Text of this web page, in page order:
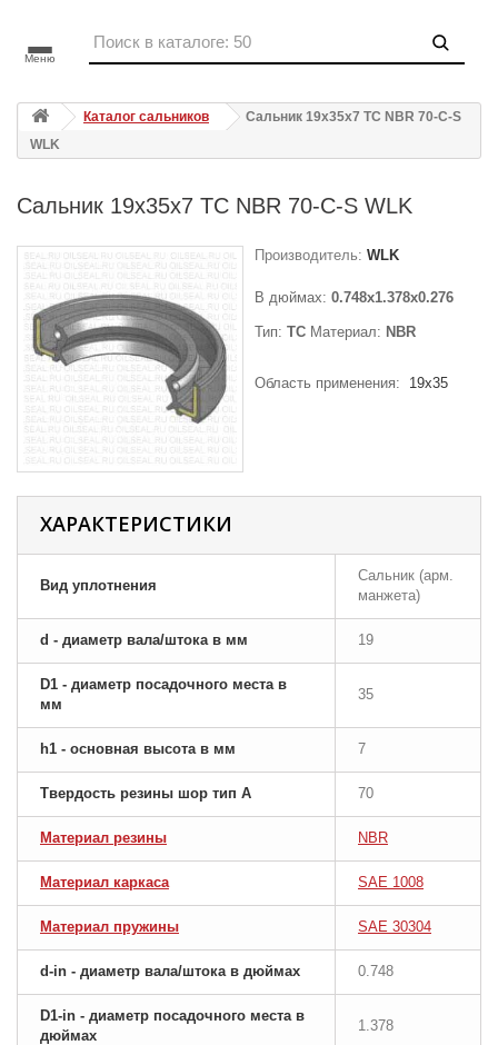
Меню
Каталог сальников
Сальник 19x35x7 TC NBR 70-C-S
WLK
Сальник 19x35x7 TC NBR 70-C-S WLK
Производитель: WLK
В дюймах: 0.748x1.378x0.276
Тип: TC Материал: NBR
Область применения: 19x35
ХАРАКТЕРИСТИКИ
Вид уплотнения
Сальник (арм.
манжета)
d - диаметр вала/штока в мм 19
D1 - диаметр посадочного места в
мм
35
h1 - основная высота в мм 7
Твердость резины шор тип A 70
Материал резины NBR
Материал каркаса SAE 1008
Материал пружины SAE 30304
d-in - диаметр вала/штока в дюймах 0.748
D1-in - диаметр посадочного места в
дюймах
1.378